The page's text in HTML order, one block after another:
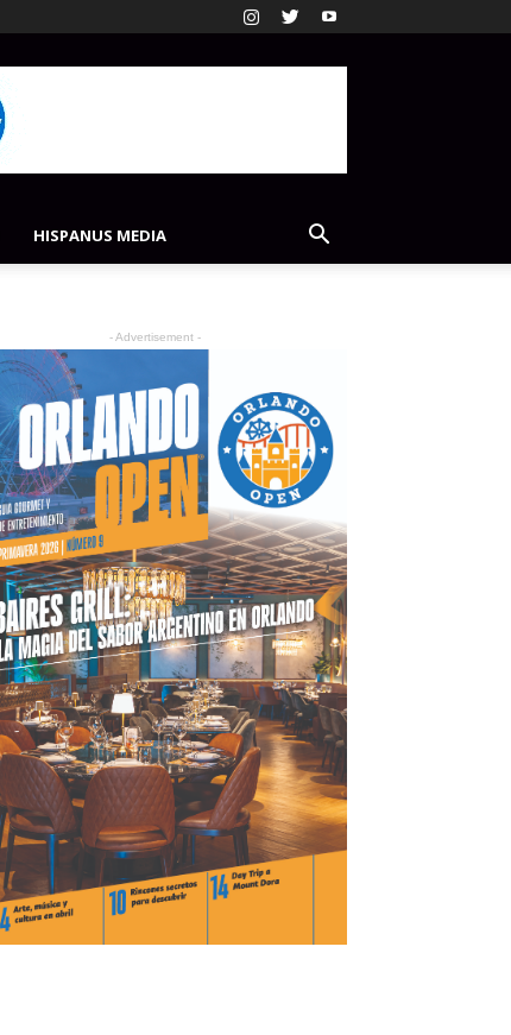
HISPANUS MEDIA
- Advertisement -